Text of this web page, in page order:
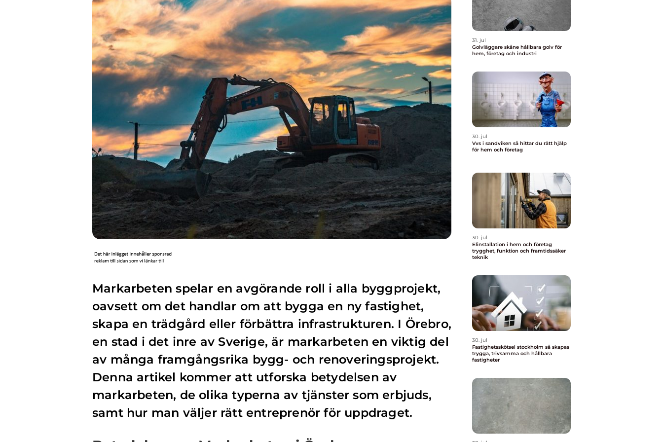
Markarbeten spelar en avgörande roll i alla byggprojekt,
oavsett om det handlar om att bygga en ny fastighet,
skapa en trädgård eller förbättra infrastrukturen. I Örebro,
en stad i det inre av Sverige, är markarbeten en viktig del
av många framgångsrika bygg- och renoveringsprojekt.
Denna artikel kommer att utforska betydelsen av
markarbeten, de olika typerna av tjänster som erbjuds,
samt hur man väljer rätt entreprenör för uppdraget.
31. jul
Golvläggare skåne hållbara golv för
hem, företag och industri
30. jul
Vvs i sandviken så hittar du rätt hjälp
för hem och företag
30. jul
Elinstallation i hem och företag
trygghet, funktion och framtidssäker
teknik
30. jul
Fastighetsskötsel stockholm så skapas
trygga, trivsamma och hållbara
fastigheter